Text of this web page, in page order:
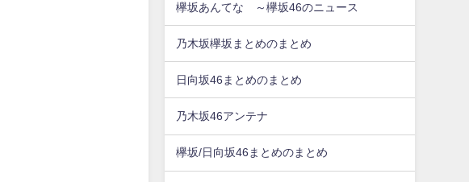
欅坂あんてな ～欅坂46のニュース
乃木坂欅坂まとめのまとめ
日向坂46まとめのまとめ
乃木坂46アンテナ
欅坂/日向坂46まとめのまとめ